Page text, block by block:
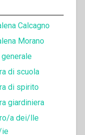
Calcagno
Morano
di scuola
di spirito
giardiniera
a dei/lle
ie